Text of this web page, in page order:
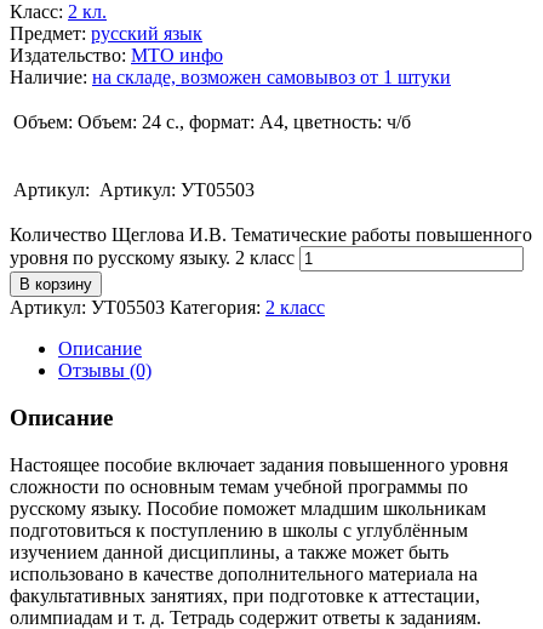
Класс: 2 кл.
Предмет: русский язык
Издательство: МТО инфо
Наличие: на складе, возможен самовывоз от 1 штуки
Объем: Объем: 24 с., формат: А4, цветность: ч/б
Артикул: Артикул: УТ05503
Количество Щеглова И.В. Тематические работы повышенного
уровня по русскому языку. 2 класс
В корзину
Артикул: УТ05503 Категория: 2 класс
Описание
Отзывы (0)
Описание
Настоящее пособие включает задания повышенного уровня
сложности по основным темам учебной программы по
русскому языку. Пособие поможет младшим школьникам
подготовиться к поступлению в школы с углублённым
изучением данной дисциплины, а также может быть
использовано в качестве дополнительного материала на
факультативных занятиях, при подготовке к аттестации,
олимпиадам и т. д. Тетрадь содержит ответы к заданиям.